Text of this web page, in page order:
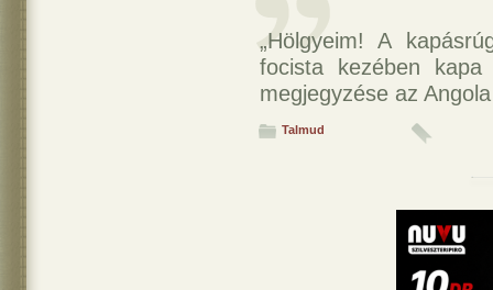
„Hölgyeim! A
focista kezében
megjegyzése az
Talmud